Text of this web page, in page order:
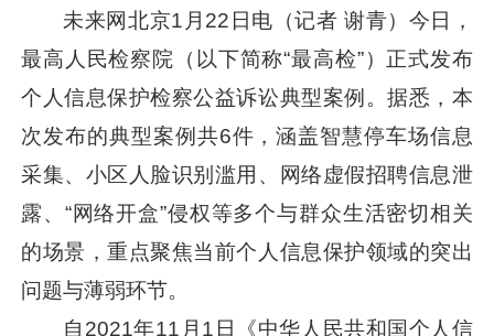
未来网北京1月22日电（记者 谢青）今日，
最高人民检察院（以下简称“最高检”）正式发布
个人信息保护检察公益诉讼典型案例。据悉，本
次发布的典型案例共6件，涵盖智慧停车场信息
采集、小区人脸识别滥用、网络虚假招聘信息泄
露、“网络开盒”侵权等多个与群众生活密切相关
的场景，重点聚焦当前个人信息保护领域的突出
问题与薄弱环节。
自2021年11月1日《中华人民共和国个人信